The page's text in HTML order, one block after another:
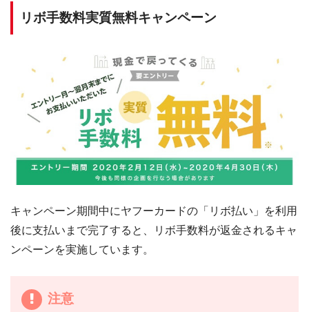
リボ手数料実質無料キャンペーン
キャンペーン期間中にヤフーカードの「リボ払い」を利用
後に支払いまで完了すると、リボ手数料が返金されるキャ
ンペーンを実施しています。
注意